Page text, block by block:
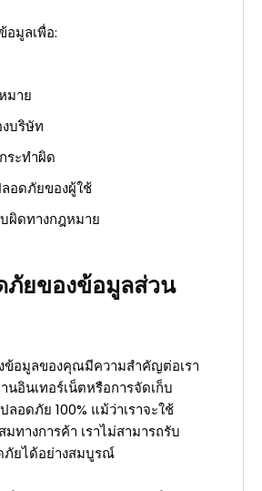
อมูลเพื่อ:
มาย
บริษัท
ระทำผิด
อดภัยของผู้ใช้
ผิดทางกฎหมาย
ภัยของข้อมูลส่วน
ข้อมูลของคุณมีความสำคัญต่อเรา
นอินเทอร์เน็ตหรือการจัดเก็บ
ลอดภัย 100% แม้ว่าเราจะใช้
ทางการค้า เราไม่สามารถรับ
ยได้อย่างสมบูรณ์